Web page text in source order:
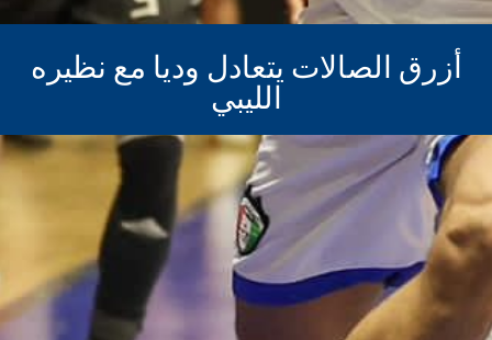
أزرق الصالات يتعادل وديا مع نظيره
الليبي